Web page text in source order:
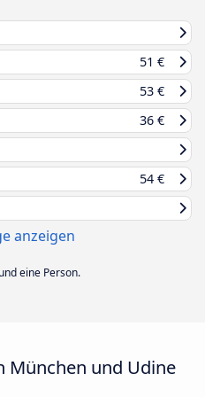
51 €
53 €
36 €
54 €
anzeigen
eine Person.
München und Udine